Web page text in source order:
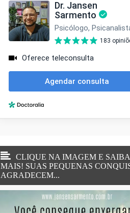
CLIQUE NA IMAGEM E SAIBA
MAIS! SUAS PEQUENAS
AGRADECEM...